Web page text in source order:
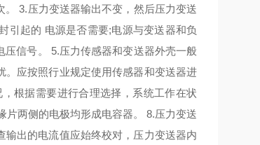
3.压力变送器输出不变，然后压力变送
引起的 电源是否需要;电源与变送器和负
信号。 5.压力传感器和变送器外壳一般
。应按照行业规定使用传感器和变送器进
根据需要进行合理选择，系统工作在状
片两侧的电极均形成电容器。 8.压力变送
出的电流值应始终校对，压力变送器内